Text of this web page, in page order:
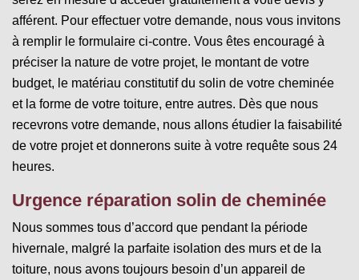
afférent. Pour effectuer votre demande, nous vous invitons
à remplir le formulaire ci-contre. Vous êtes encouragé à
préciser la nature de votre projet, le montant de votre
budget, le matériau constitutif du solin de votre cheminée
et la forme de votre toiture, entre autres. Dès que nous
recevrons votre demande, nous allons étudier la faisabilité
de votre projet et donnerons suite à votre requête sous 24
heures.
Urgence réparation solin de cheminée
Nous sommes tous d’accord que pendant la période
hivernale, malgré la parfaite isolation des murs et de la
toiture, nous avons toujours besoin d’un appareil de